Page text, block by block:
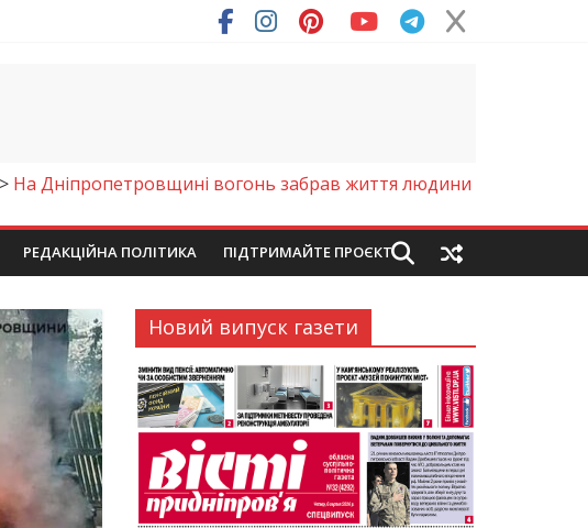
монастиря (Фото)
> На Дніпропетровщині вогонь забрав життя людини
РЕДАКЦІЙНА ПОЛІТИКА ПІДТРИМАЙТЕ ПРОЄКТ
Новий випуск газети